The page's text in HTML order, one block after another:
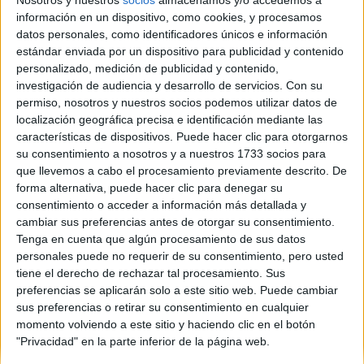
información en un dispositivo, como cookies, y procesamos
datos personales, como identificadores únicos e información
estándar enviada por un dispositivo para publicidad y contenido
personalizado, medición de publicidad y contenido,
investigación de audiencia y desarrollo de servicios. Con su
permiso, nosotros y nuestros socios podemos utilizar datos de
localización geográfica precisa e identificación mediante las
características de dispositivos. Puede hacer clic para otorgarnos
su consentimiento a nosotros y a nuestros 1733 socios para
que llevemos a cabo el procesamiento previamente descrito. De
forma alternativa, puede hacer clic para denegar su
consentimiento o acceder a información más detallada y
cambiar sus preferencias antes de otorgar su consentimiento.
Tenga en cuenta que algún procesamiento de sus datos
personales puede no requerir de su consentimiento, pero usted
tiene el derecho de rechazar tal procesamiento. Sus
preferencias se aplicarán solo a este sitio web. Puede cambiar
sus preferencias o retirar su consentimiento en cualquier
momento volviendo a este sitio y haciendo clic en el botón
"Privacidad" en la parte inferior de la página web.
Hola, veran soy de Mexico y quiero irme de intercambio a
Granada, España pero ando investigando y quiero saber si es
buen lugar para irme ,,, me dijeron que las personas son malas y
discriminan a los mexicanos :/ es cierto eso? .......
si alguien podria ayudarme a decirme que tal la gente y la cultura
por aya? de paso si existe alguna organizacion que ayude al
medio ambiente ... como green peace..
estudio Comunicacion....................... les agradeceria mucho me
informaran .. :)
Blog de mariee22
Quiénes somos|Contactar|Anúnciate